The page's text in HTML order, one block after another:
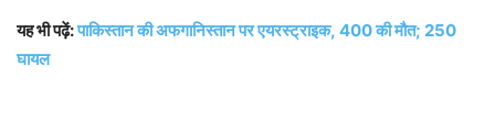
यह भी पढ़ें:पाकिस्तान की अफगानिस्तान पर एयरस्ट्राइक, 400 की मौत; 250
घायल